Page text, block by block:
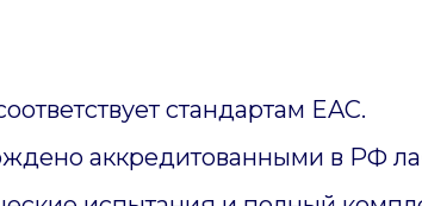
стандартам EAC.
аккредитованными в РФ